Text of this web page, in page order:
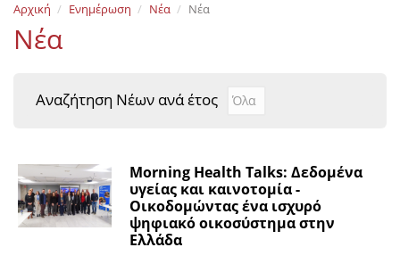
Εκδόσεις
Ενημέρωση
Αρχική Ενημέρωση Νέα Νέα
Νέα
Αναζήτηση Νέων ανά έτος Αναζήτηση Νέων ανά
Year
Morning Health Talks: Δεδομένα
υγείας και καινοτομία -
Οικοδομώντας ένα ισχυρό
ψηφιακό οικοσύστημα στην
Ελλάδα